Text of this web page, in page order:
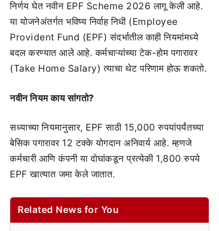
निर्णय घेत नवीन EPF Scheme 2026 लागू केली आहे.
या योजनेअंतर्गत भविष्य निर्वाह निधी (Employee
Provident Fund (EPF) संदर्भातील काही नियमांमध्ये
बदल करण्यात आले आहे. कर्मचाऱ्यांच्या टेक-होम पगारावर
(Take Home Salary) त्याचा थेट परिणाम होऊ शकतो.
नवीन नियम काय सांगतो?
सध्याच्या नियमानुसार, EPF साठी 15,000 रुपयांपर्यंतच्या
बेसिक पगारावर 12 टक्के योगदान अनिवार्य आहे. म्हणजे
कर्मचारी आणि कंपनी या दोघांकडून प्रत्येकी 1,800 रुपये
EPF खात्यात जमा केले जातात.
Related News for You